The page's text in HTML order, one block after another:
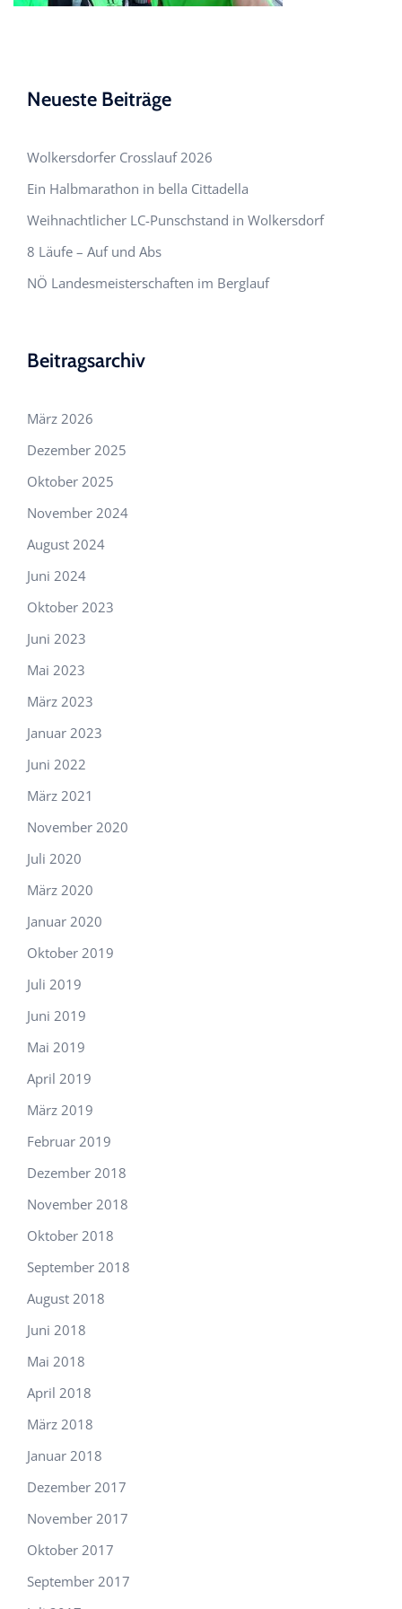
Neueste Beiträge
Wolkersdorfer Crosslauf 2026
Ein Halbmarathon in bella Cittadella
Weihnachtlicher LC-Punschstand in Wolkersdorf
8 Läufe – Auf und Abs
NÖ Landesmeisterschaften im Berglauf
Beitragsarchiv
März 2026
Dezember 2025
Oktober 2025
November 2024
August 2024
Juni 2024
Oktober 2023
Juni 2023
Mai 2023
März 2023
Januar 2023
Juni 2022
März 2021
November 2020
Juli 2020
März 2020
Januar 2020
Oktober 2019
Juli 2019
Juni 2019
Mai 2019
April 2019
März 2019
Februar 2019
Dezember 2018
November 2018
Oktober 2018
September 2018
August 2018
Juni 2018
Mai 2018
April 2018
März 2018
Januar 2018
Dezember 2017
November 2017
Oktober 2017
September 2017